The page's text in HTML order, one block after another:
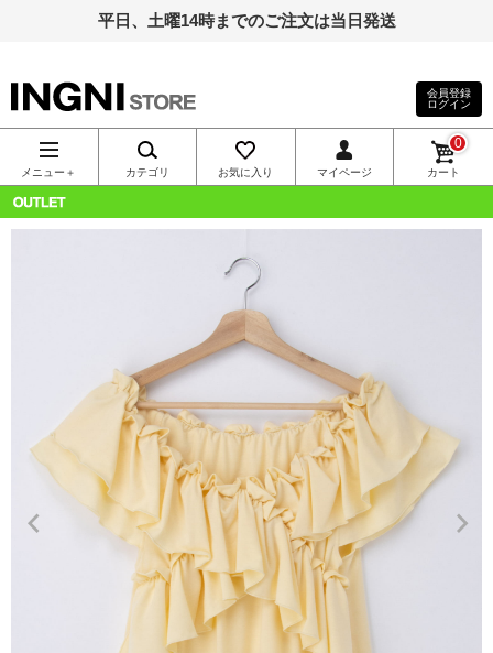
平日、土曜14時までのご注文は当日発送
INGNI（イン
グ）公式通
販｜INGNI
会員登録
ログイン
メニュー＋ カテゴリ お気に入り マイページ カート
0
OUTLET